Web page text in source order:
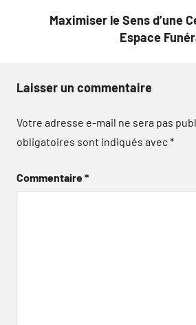
Maximiser le Sens d’une
Espace
Laisser un commentaire
Votre adresse e-mail ne sera pas
obligatoires sont indiqués avec*
Commentaire*